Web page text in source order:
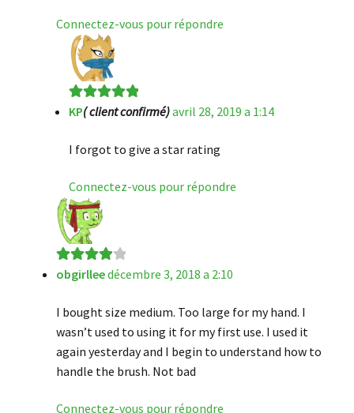
Connectez-vous pour répondre
Note5sur 5
KP( client confirmé)avril 28, 2019 a 1:14
I forgot to give a star rating
Connectez-vous pour répondre
Note4sur
obgirlleedécembre 3, 2018 a 2:10
I bought size medium. Too large for my hand. I
wasn’t used to using it for my first use. I used it
again yesterday and I begin to understand how to
handle the brush. Not bad
Connectez-vous pour répondre